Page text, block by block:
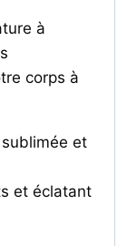
à
corps à
et
et éclatant